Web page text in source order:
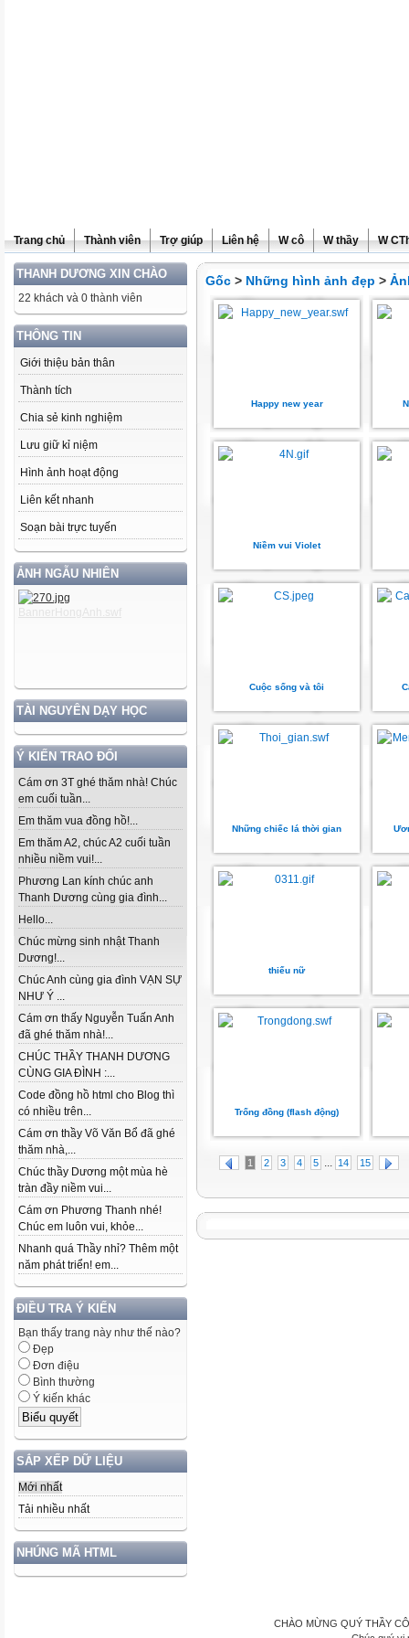
Trang chủ Thành viên Trợ giúp Liên hệ W cô W thầy W
THANH DƯƠNG XIN CHÀO
22 khách và 0 thành viên
THÔNG TIN
Giới thiệu bản thân
Thành tích
Chia sẻ kinh nghiệm
Lưu giữ kỉ niệm
Hình ảnh hoạt động
Liên kết nhanh
Soạn bài trực tuyến
ẢNH NGẪU NHIÊN
TÀI NGUYÊN DẠY HỌC
Ý KIẾN TRAO ĐỔI
Cám ơn 3T ghé thăm nhà! Chúc
em cuối tuần...
Em thăm vua đồng hồ!...
Em thăm A2, chúc A2 cuối tuần
nhiều niềm vui!...
Phương Lan kính chúc anh
Thanh Dương cùng gia đình...
Hello...
Chúc mừng sinh nhật Thanh
Dương!...
Chúc Anh cùng gia đình VẠN SỰ
NHƯ Ý ...
Cám ơn thấy Nguyễn Tuấn Anh
đã ghé thăm nhà!...
CHÚC THẦY THANH DƯƠNG
CÙNG GIA ĐÌNH :...
Code đồng hồ html cho Blog thì
có nhiều trên...
Cám ơn thầy Võ Văn Bổ đã ghé
thăm nhà,...
Chúc thầy Dương một mùa hè
tràn đầy niềm vui...
Cám ơn Phương Thanh nhé!
Chúc em luôn vui, khỏe...
Nhanh quá Thầy nhỉ? Thêm một
năm phát triển! em...
ĐIỀU TRA Ý KIẾN
Bạn thấy trang này như thế nào?
Đẹp
Đơn điệu
Bình thường
Ý kiến khác
SẮP XẾP DỮ LIỆU
Mới nhất
Tải nhiều nhất
NHÚNG MÃ HTML
Gốc > Những hình ảnh đẹp >
Happy new year
Niềm vui Violet
Cuộc sống và tôi
Những chiếc lá thời gian
thiếu nữ
Trống đồng (flash động)
1 2 3 4 5 ... 14 15
CHÀO MỪNG QUÝ THẦY